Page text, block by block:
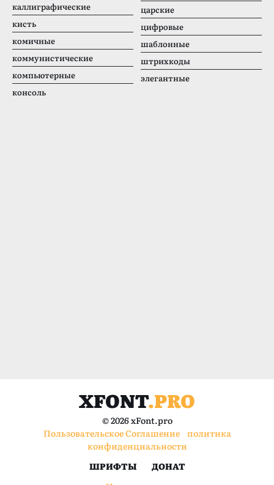
каллиграфические
кисть
комичные
коммунистические
компьютерные
консоль
царские
цифровые
шаблонные
штрихкоды
элегантные
XFONT.PRO
© 2026 xFont.pro
Пользовательское Соглашение
политика
конфиденциальности
ШРИФТЫ
ДОНАТ